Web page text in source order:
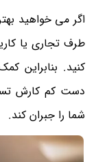
اگر می خواهید
طرف تجاری یا
کنید. بنابراین
دست کم کارش
شما را جبران کند.